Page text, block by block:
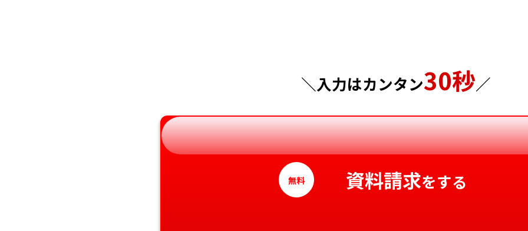
神奈川県
徳島県
愛媛県
＼入力はカンタン30秒／
無料 資料請求をする